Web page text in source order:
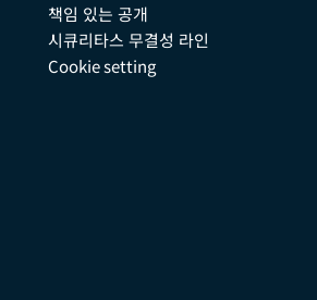
책임 있는 공개
시큐리타스 무결성 라인
Cookie setting